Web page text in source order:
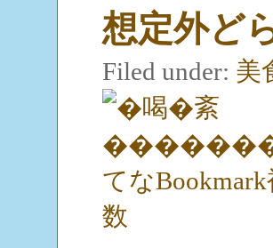
想定外ど
Filed under: 美